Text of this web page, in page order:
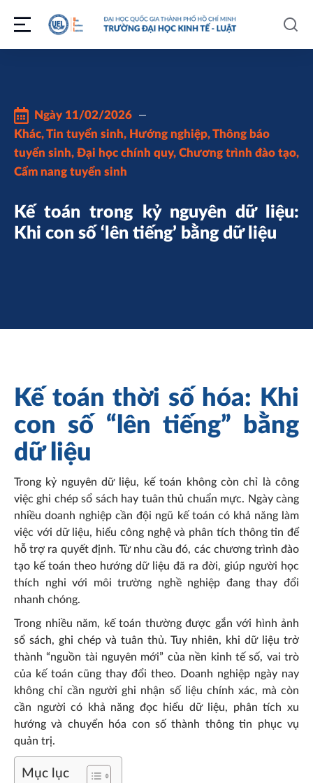
Ngày 11/02/2026
Khác,Tin tuyển sinh, Hướng nghiệp,Thông báo
tuyển sinh, Đại học chính quy, Chương trình đào tạo,
Cẩm nang tuyển sinh
Kế toán trong kỷ nguyên dữ liệu:
Khi con số ‘lên tiếng’ bằng dữ liệu
Kế toán thời số hóa: Khi
con số “lên tiếng” bằng
dữ liệu
Trong kỷ nguyên dữ liệu, kế toán không còn chỉ là công
việc ghi chép sổ sách hay tuân thủ chuẩn mực. Ngày càng
nhiều doanh nghiệp cần đội ngũ kế toán có khả năng làm
việc với dữ liệu, hiểu công nghệ và phân tích thông tin để
hỗ trợ ra quyết định. Từ nhu cầu đó, các chương trình đào
tạo kế toán theo hướng dữ liệu đã ra đời, giúp người học
thích nghi với môi trường nghề nghiệp đang thay đổi
nhanh chóng.
Trong nhiều năm, kế toán thường được gắn với hình ảnh
sổ sách, ghi chép và tuân thủ. Tuy nhiên, khi dữ liệu trở
thành “nguồn tài nguyên mới” của nền kinh tế số, vai trò
của kế toán cũng thay đổi theo. Doanh nghiệp ngày nay
không chỉ cần người ghi nhận số liệu chính xác, mà còn
cần người có khả năng đọc hiểu dữ liệu, phân tích xu
hướng và chuyển hóa con số thành thông tin phục vụ
quản trị.
Mục lục